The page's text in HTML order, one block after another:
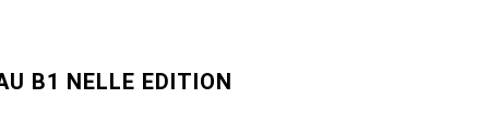
B1 NELLE EDITION